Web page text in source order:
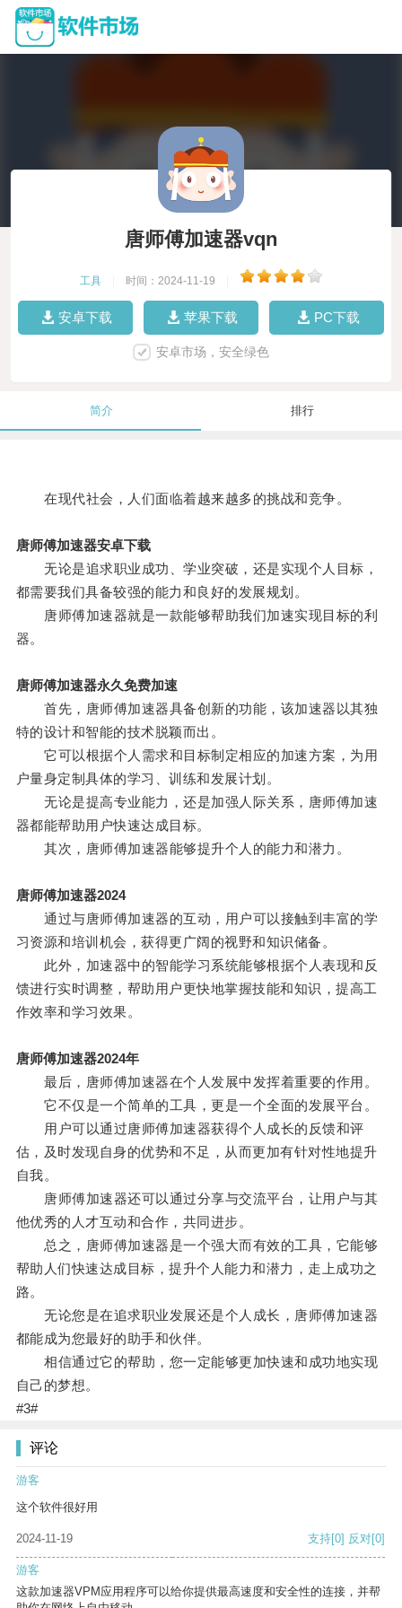
唐师傅加速器vqn
工具 时间：2024-11-19
安卓下载 苹果下载 PC下载
安卓市场，安全绿色
简介 排行
在现代社会，人们面临着越来越多的挑战和竞争。
唐师傅加速器安卓下载
无论是追求职业成功、学业突破，还是实现个人目标，
都需要我们具备较强的能力和良好的发展规划。
唐师傅加速器就是一款能够帮助我们加速实现目标的利
器。
唐师傅加速器永久免费加速
首先，唐师傅加速器具备创新的功能，该加速器以其独
特的设计和智能的技术脱颖而出。
它可以根据个人需求和目标制定相应的加速方案，为用
户量身定制具体的学习、训练和发展计划。
无论是提高专业能力，还是加强人际关系，唐师傅加速
器都能帮助用户快速达成目标。
其次，唐师傅加速器能够提升个人的能力和潜力。
唐师傅加速器2024
通过与唐师傅加速器的互动，用户可以接触到丰富的学
习资源和培训机会，获得更广阔的视野和知识储备。
此外，加速器中的智能学习系统能够根据个人表现和反
馈进行实时调整，帮助用户更快地掌握技能和知识，提高工
作效率和学习效果。
唐师傅加速器2024年
最后，唐师傅加速器在个人发展中发挥着重要的作用。
它不仅是一个简单的工具，更是一个全面的发展平台。
用户可以通过唐师傅加速器获得个人成长的反馈和评
估，及时发现自身的优势和不足，从而更加有针对性地提升
自我。
唐师傅加速器还可以通过分享与交流平台，让用户与其
他优秀的人才互动和合作，共同进步。
总之，唐师傅加速器是一个强大而有效的工具，它能够
帮助人们快速达成目标，提升个人能力和潜力，走上成功之
路。
无论您是在追求职业发展还是个人成长，唐师傅加速器
都能成为您最好的助手和伙伴。
相信通过它的帮助，您一定能够更加快速和成功地实现
自己的梦想。
#3#
评论
游客
这个软件很好用
2024-11-19 支持[0] 反对[0]
游客
这款加速器VPM应用程序可以给你提供最高速度和安全性的连接，并帮